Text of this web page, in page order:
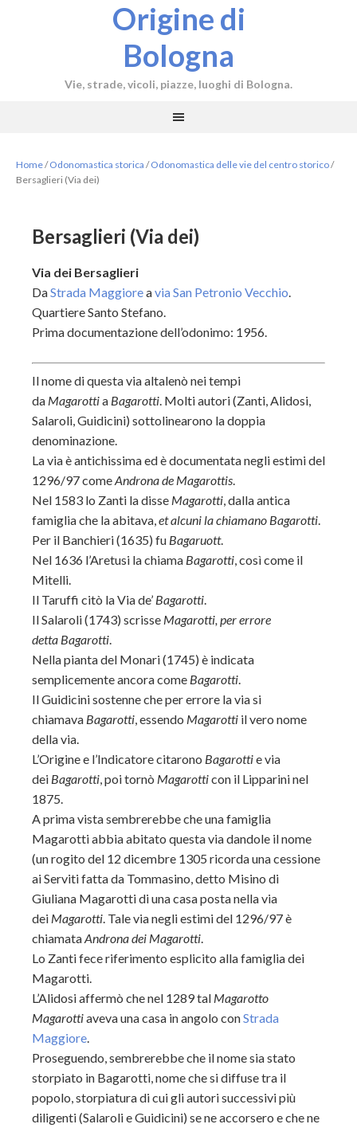
Origine di
Bologna
Vie, strade, vicoli, piazze, luoghi di Bologna.
Home/ Odonomastica storica / Odonomastica delle vie del centro storico/
Bersaglieri (Via dei)
Bersaglieri (Via dei)
Via dei Bersaglieri
DaStrada Maggioreavia San Petronio Vecchio.
Quartiere Santo Stefano.
Prima documentazione dell’odonimo: 1956.
Il nome di questa via altalenò nei tempi
da Magarottia Bagarotti. Molti autori (Zanti, Alidosi,
Salaroli, Guidicini) sottolinearono la doppia
denominazione.
La via è antichissima ed è documentata negli estimi del
1296/97 comeAndrona de Magarottis.
Nel 1583 lo Zanti la disse Magarotti, dalla antica
famiglia che la abitava,et alcuni la chiamano Bagarotti.
Per il Banchieri (1635) fu Bagaruott.
Nel 1636 l’Aretusi la chiama Bagarotti, così come il
Mitelli.
Il Taruffi citò la Via de’ Bagarotti.
Il Salaroli (1743) scrisse Magarotti, per errore
detta Bagarotti.
Nella pianta del Monari (1745) è indicata
semplicemente ancora come Bagarotti.
Il Guidicini sostenne che per errore la via si
chiamava Bagarotti, essendo Magarotti il vero nome
della via.
L’Origine e l’Indicatore citarono Bagarottie via
dei Bagarotti, poi tornò Magarotticon il Lipparini nel
1875.
A prima vista sembrerebbe che una famiglia
Magarotti abbia abitato questa via dandole il nome
(un rogito del 12 dicembre 1305 ricorda una cessione
ai Serviti fatta da Tommasino, detto Misino di
Giuliana Magarotti di una casa posta nella via
dei Magarotti. Tale via negli estimi del 1296/97 è
chiamataAndrona dei Magarotti.
Lo Zanti fece riferimento esplicito alla famiglia dei
Magarotti.
L’Alidosi affermò che nel 1289 tal Magarotto
Magarottiaveva una casa in angolo conStrada
Maggiore.
Proseguendo, sembrerebbe che il nome sia stato
storpiato in Bagarotti, nome che si diffuse tra il
popolo, storpiatura di cui gli autori successivi più
diligenti (Salaroli e Guidicini) se ne accorsero e che ne